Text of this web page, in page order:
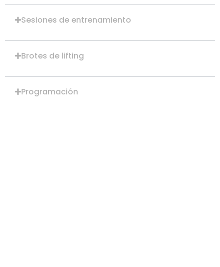
Sesiones de entrenamiento
Brotes de lifting
Programación